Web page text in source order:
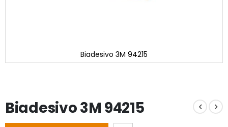
Biadesivo 3M 94215
di
immagini
Biadesivo 3M 94215